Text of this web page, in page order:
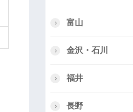
富山
金沢・石川
福井
長野